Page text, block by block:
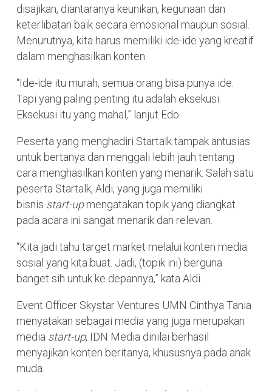
disajikan, diantaranya keunikan, kegunaan dan
keterlibatan baik secara emosional maupun sosial.
Menurutnya, kita harus memiliki ide-ide yang kreatif
dalam menghasilkan konten.
“Ide-ide itu murah, semua orang bisa punya ide.
Tapi yang paling penting itu adalah eksekusi.
Eksekusi itu yang mahal,” lanjut Edo.
Peserta yang menghadiri Startalk tampak antusias
untuk bertanya dan menggali lebih jauh tentang
cara menghasilkan konten yang menarik. Salah satu
peserta Startalk, Aldi, yang juga memiliki
bisnis start-upmengatakan topik yang diangkat
pada acara ini sangat menarik dan relevan.
“Kita jadi tahu target market melalui konten media
sosial yang kita buat. Jadi, (topik ini) berguna
banget sih untuk ke depannya,” kata Aldi.
Event Officer Skystar Ventures UMN Cinthya Tania
menyatakan sebagai media yang juga merupakan
media start-up, IDN Media dinilai berhasil
menyajikan konten beritanya, khususnya pada anak
muda.